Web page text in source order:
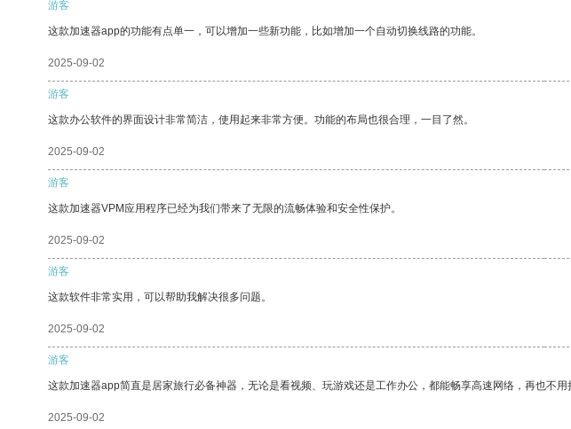
游客
这款加速器app的功能有点单一，可以增加一些新功能，比如增加一个自动切换线路的功能。
2025-09-02
游客
这款办公软件的界面设计非常简洁，使用起来非常方便。功能的布局也很合理，一目了然。
2025-09-02
游客
这款加速器VPM应用程序已经为我们带来了无限的流畅体验和安全性保护。
2025-09-02
游客
这款软件非常实用，可以帮助我解决很多问题。
2025-09-02
游客
这款加速器app简直是居家旅行必备神器，无论是看视频、玩游戏还是工作办公，都能畅享高速网络，再也不
2025-09-02